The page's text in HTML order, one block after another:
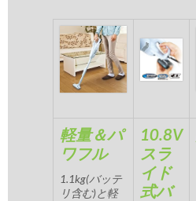
軽量＆パ
ワフル
1.1kg(バッテ
リ含む)と軽
10.8V
スラ
イド
式バ